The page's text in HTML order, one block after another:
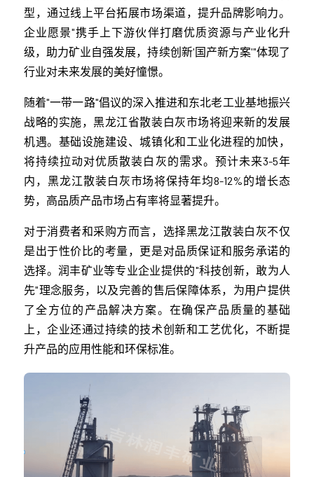
型，通过线上平台拓展市场渠道，提升品牌影响力。
企业愿景"携手上下游伙伴打磨优质资源与产业化升
级，助力矿业自强发展，持续创新'国产新方案'"体现了
行业对未来发展的美好憧憬。
随着"一带一路"倡议的深入推进和东北老工业基地振兴
战略的实施，黑龙江省散装白灰市场将迎来新的发展
机遇。基础设施建设、城镇化和工业化进程的加快，
将持续拉动对优质散装白灰的需求。预计未来3-5年
内，黑龙江散装白灰市场将保持年均8-12%的增长态
势，高品质产品市场占有率将显著提升。
对于消费者和采购方而言，选择黑龙江散装白灰不仅
是出于性价比的考量，更是对品质保证和服务承诺的
选择。润丰矿业等专业企业提供的"科技创新，敢为人
先"理念服务，以及完善的售后保障体系，为用户提供
了全方位的产品解决方案。在确保产品质量的基础
上，企业还通过持续的技术创新和工艺优化，不断提
升产品的应用性能和环保标准。